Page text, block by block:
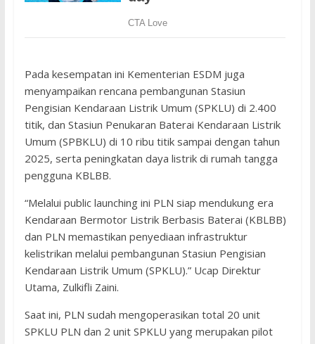
Pada kesempatan ini Kementerian ESDM juga
menyampaikan rencana pembangunan Stasiun
Pengisian Kendaraan Listrik Umum (SPKLU) di 2.400
titik, dan Stasiun Penukaran Baterai Kendaraan Listrik
Umum (SPBKLU) di 10 ribu titik sampai dengan tahun
2025, serta peningkatan daya listrik di rumah tangga
pengguna KBLBB.
“Melalui public launching ini PLN siap mendukung era
Kendaraan Bermotor Listrik Berbasis Baterai (KBLBB)
dan PLN memastikan penyediaan infrastruktur
kelistrikan melalui pembangunan Stasiun Pengisian
Kendaraan Listrik Umum (SPKLU).” Ucap Direktur
Utama, Zulkifli Zaini.
Saat ini, PLN sudah mengoperasikan total 20 unit
SPKLU PLN dan 2 unit SPKLU yang merupakan pilot